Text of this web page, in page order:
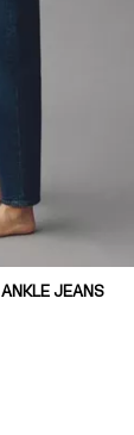
JEANS